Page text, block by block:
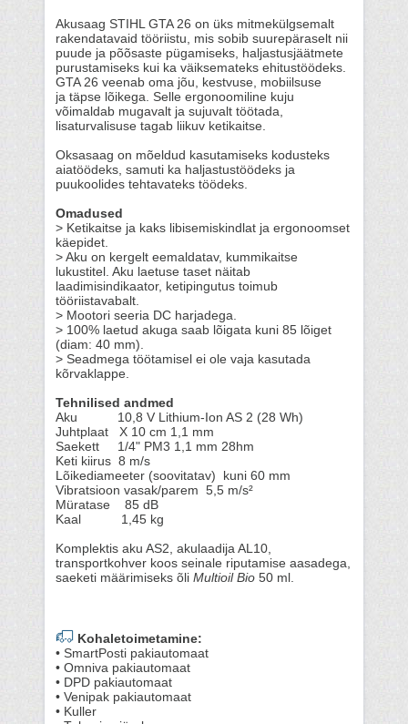
Akusaag STIHL GTA 26 on üks mitmekülgsemalt
rakendatavaid tööriistu, mis sobib suurepäraselt nii
puude ja põõsaste pügamiseks, haljastusjäätmete
purustamiseks kui ka väiksemateks ehitustöödeks.
GTA 26 veenab oma jõu, kestvuse, mobiilsuse
ja täpse lõikega. Selle ergonoomiline kuju
võimaldab mugavalt ja sujuvalt töötada,
lisaturvalisuse tagab liikuv ketikaitse.
Oksasaag on mõeldud kasutamiseks kodusteks
aiatöödeks, samuti ka haljastustöödeks ja
puukoolides tehtavateks töödeks.
Omadused
> Ketikaitse ja kaks libisemiskindlat ja ergonoomset
käepidet.
> Aku on kergelt eemaldatav, kummikaitse
lukustitel. Aku laetuse taset näitab
laadimisindikaator, ketipingutus toimub
tööriistavabalt.
> Mootori seeria DC harjadega.
> 100% laetud akuga saab lõigata kuni 85 lõiget
(diam: 40 mm).
> Seadmega töötamisel ei ole vaja kasutada
kõrvaklappe.
Tehnilised andmed
Aku 10,8 V Lithium-Ion AS 2 (28 Wh)
Juhtplaat X 10 cm 1,1 mm
Saekett 1/4" PM3 1,1 mm 28hm
Keti kiirus 8 m/s
Lõikediameeter (soovitatav) kuni 60 mm
Vibratsioon vasak/parem 5,5 m/s²
Müratase 85 dB
Kaal 1,45 kg
Komplektis aku AS2, akulaadija AL10,
transportkohver koos seinale riputamise aasadega,
saeketi määrimiseks õli Multioil Bio 50 ml.
Kohaletoimetamine:
• SmartPosti pakiautomaat
• Omniva pakiautomaat
• DPD pakiautomaat
• Venipak pakiautomaat
• Kuller